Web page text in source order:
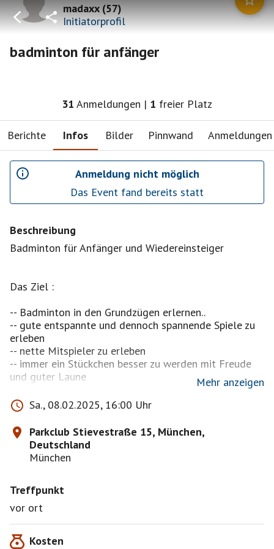
madaxx(57)
Initiatorprofil
badminton für anfänger
31 Anmeldungen | 1 freier Platz
Berichte Infos Bilder Pinnwand Anmeldungen
Anmeldung nicht möglich
Das Event fand bereits statt
Beschreibung
Badminton für Anfänger und Wiedereinsteiger
Das Ziel :
-- Badminton in den Grundzügen erlernen..
-- gute entspannte und dennoch spannende Spiele zu
erleben
-- nette Mitspieler zu erleben
-- immer ein Stückchen besser zu werden mit Freude
und guter Laune
Das Motto ist und bleibt Badminton für Anfänger
Wer nach der Anmeldefrist . Freitag vor dem Event ab
Ersatz oder es rückt jemand nach..
Gleiche.
Mehr anzeigen
Sa., 08.02.2025, 16:00 Uhr
Parkclub Stievestraße 15, München,
Deutschland
München
Treffpunkt
vor ort
Kosten